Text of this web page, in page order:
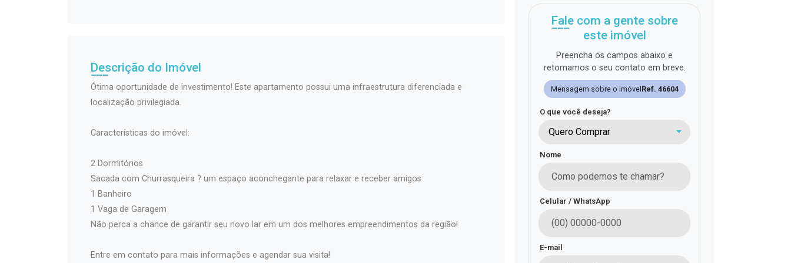
Descrição do Imóvel
Ótima oportunidade de investimento! Este apartamento possui uma infraestrutura diferenciada e
localização privilegiada.
Características do imóvel:
2 Dormitórios
Sacada com Churrasqueira ? um espaço aconchegante para relaxar e receber amigos
1 Banheiro
1 Vaga de Garagem
Não perca a chance de garantir seu novo lar em um dos melhores empreendimentos da região!
Entre em contato para mais informações e agendar sua visita!
Fale com a gente sobre
este imóvel
Preencha os campos abaixo e
retornamos o seu contato em breve.
Mensagem sobre o imóvel Ref. 46604
O que você deseja?
Quero Comprar
Nome
Celular / WhatsApp
E-mail